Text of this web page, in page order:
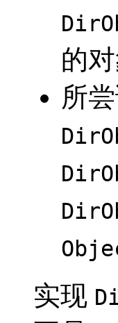
的
所
实现